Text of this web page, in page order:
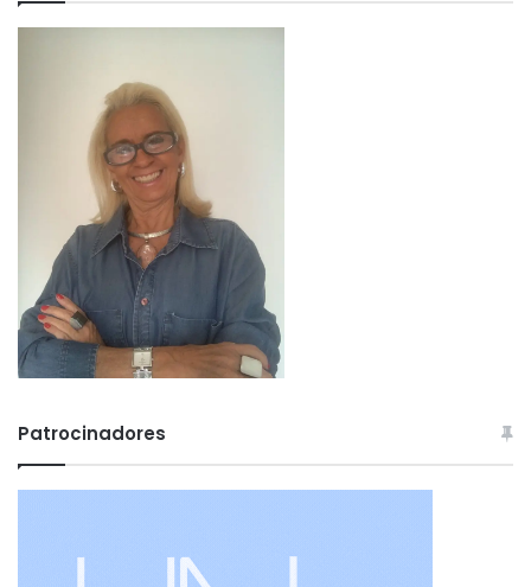
Patrocinadores